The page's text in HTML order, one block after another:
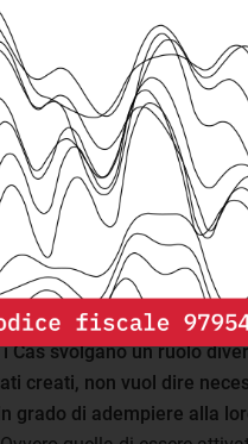
sono ospitate nei Cas
hanno svolto
ordinario e ora si
inadatti allo
stati creati.
come il Sai non sia
effettivamente il sistema
Cas svolgano un ruolo
creati, non vuol dire
grado di adempiere alla